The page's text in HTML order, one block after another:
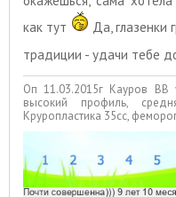
как тут
Да, глазенки
традиции - удачи тебе
Оп 11.03.2015г Кауров
высокий профиль,
Круропластика 35сс,